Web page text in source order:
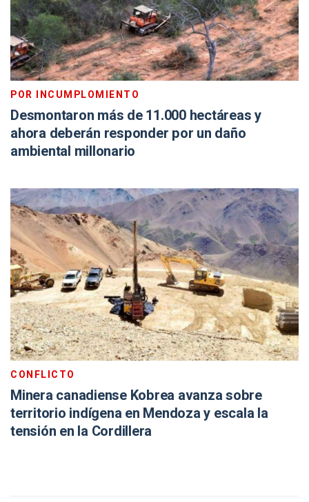
POR INCUMPLOMIENTO
Desmontaron más de 11.000 hectáreas y
ahora deberán responder por un daño
ambiental millonario
CONFLICTO
Minera canadiense Kobrea avanza sobre
territorio indígena en Mendoza y escala la
tensión en la Cordillera